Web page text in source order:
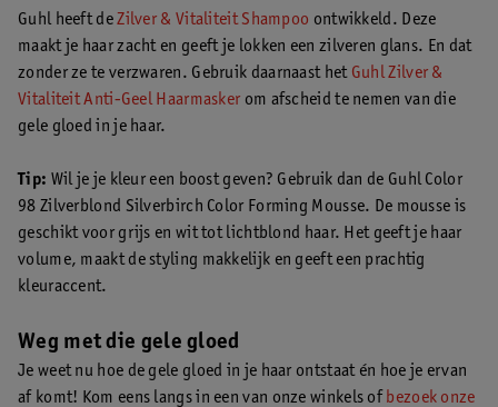
Guhl heeft deZilver & Vitaliteit Shampoo ontwikkeld. Deze
maakt je haar zacht en geeft je lokken een zilveren glans. En dat
zonder ze te verzwaren. Gebruik daarnaast het Guhl Zilver &
Vitaliteit Anti-Geel Haarmasker om afscheid te nemen van die
gele gloed in je haar.
Tip: Wil je je kleur een boost geven? Gebruik dan de Guhl Color
98 Zilverblond Silverbirch Color Forming Mousse. De mousse is
geschikt voor grijs en wit tot lichtblond haar. Het geeft je haar
volume, maakt de styling makkelijk en geeft een prachtig
kleuraccent.
Weg met die gele gloed
Je weet nu hoe de gele gloed in je haar ontstaat én hoe je ervan
af komt! Kom eens langs in een van onze winkels of bezoek onze